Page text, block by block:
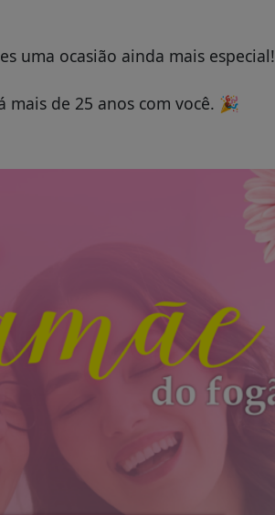
uma ocasião ainda mais especial!
de 25 anos com você. 🎉